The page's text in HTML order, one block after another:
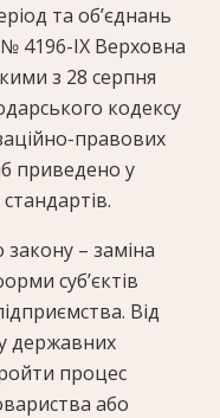
та об’єднань
№ 4196-IX Верховна
з 28 серпня
кодексу
правових
приведено у
– заміна
субʼєктів
Від
державних
процес
або